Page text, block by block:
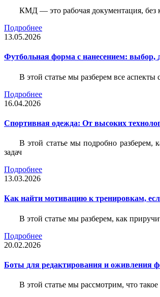
КМД — это рабочая документация, без
Подробнее
13.05.2026
Футбольная форма с нанесением: выбор,
В этой статье мы разберем все
Подробнее
16.04.2026
Спортивная одежда: От высоких
В этой статье мы подробно разберем,
задач
Подробнее
13.03.2026
Как найти мотивацию к тренировкам,
В этой статье мы разберем, как
Подробнее
20.02.2026
Боты для редактирования и оживления
В этой статье мы рассмотрим, что